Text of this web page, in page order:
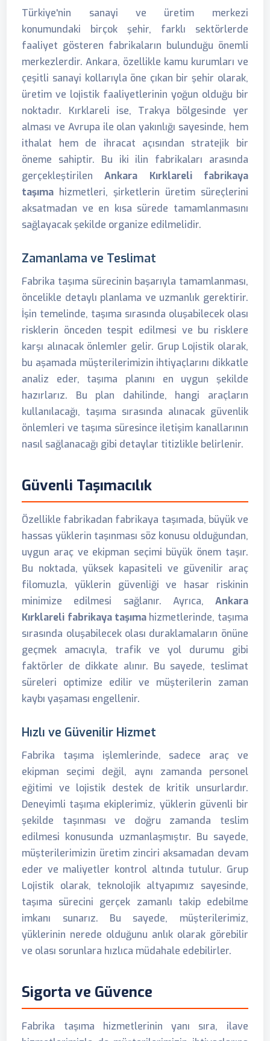
Türkiye'nin sanayi ve üretim merkezi
konumundaki birçok şehir, farklı sektörlerde
faaliyet gösteren fabrikaların bulunduğu önemli
merkezlerdir. Ankara, özellikle kamu kurumları ve
çeşitli sanayi kollarıyla öne çıkan bir şehir olarak,
üretim ve lojistik faaliyetlerinin yoğun olduğu bir
noktadır. Kırklareli ise, Trakya bölgesinde yer
alması ve Avrupa ile olan yakınlığı sayesinde, hem
ithalat hem de ihracat açısından stratejik bir
öneme sahiptir. Bu iki ilin fabrikaları arasında
gerçekleştirilenAnkara Kırklareli fabrikaya
taşıma hizmetleri, şirketlerin üretim süreçlerini
aksatmadan ve en kısa sürede tamamlanmasını
sağlayacak şekilde organize edilmelidir.
Zamanlama ve Teslimat
Fabrika taşıma sürecinin başarıyla tamamlanması,
öncelikle detaylı planlama ve uzmanlık gerektirir.
İşin temelinde, taşıma sırasında oluşabilecek olası
risklerin önceden tespit edilmesi ve bu risklere
karşı alınacak önlemler gelir. Grup Lojistik olarak,
bu aşamada müşterilerimizin ihtiyaçlarını dikkatle
analiz eder, taşıma planını en uygun şekilde
hazırlarız. Bu plan dahilinde, hangi araçların
kullanılacağı, taşıma sırasında alınacak güvenlik
önlemleri ve taşıma süresince iletişim kanallarının
nasıl sağlanacağı gibi detaylar titizlikle belirlenir.
Güvenli Taşımacılık
Özellikle fabrikadan fabrikaya taşımada, büyük ve
hassas yüklerin taşınması söz konusu olduğundan,
uygun araç ve ekipman seçimi büyük önem taşır.
Bu noktada, yüksek kapasiteli ve güvenilir araç
filomuzla, yüklerin güvenliği ve hasar riskinin
minimize edilmesi sağlanır. Ayrıca, Ankara
Kırklareli fabrikaya taşıma hizmetlerinde, taşıma
sırasında oluşabilecek olası duraklamaların önüne
geçmek amacıyla, trafik ve yol durumu gibi
faktörler de dikkate alınır. Bu sayede, teslimat
süreleri optimize edilir ve müşterilerin zaman
kaybı yaşaması engellenir.
Hızlı ve Güvenilir Hizmet
Fabrika taşıma işlemlerinde, sadece araç ve
ekipman seçimi değil, aynı zamanda personel
eğitimi ve lojistik destek de kritik unsurlardır.
Deneyimli taşıma ekiplerimiz, yüklerin güvenli bir
şekilde taşınması ve doğru zamanda teslim
edilmesi konusunda uzmanlaşmıştır. Bu sayede,
müşterilerimizin üretim zinciri aksamadan devam
eder ve maliyetler kontrol altında tutulur. Grup
Lojistik olarak, teknolojik altyapımız sayesinde,
taşıma sürecini gerçek zamanlı takip edebilme
imkanı sunarız. Bu sayede, müşterilerimiz,
yüklerinin nerede olduğunu anlık olarak görebilir
ve olası sorunlara hızlıca müdahale edebilirler.
Sigorta ve Güvence
Fabrika taşıma hizmetlerinin yanı sıra, ilave